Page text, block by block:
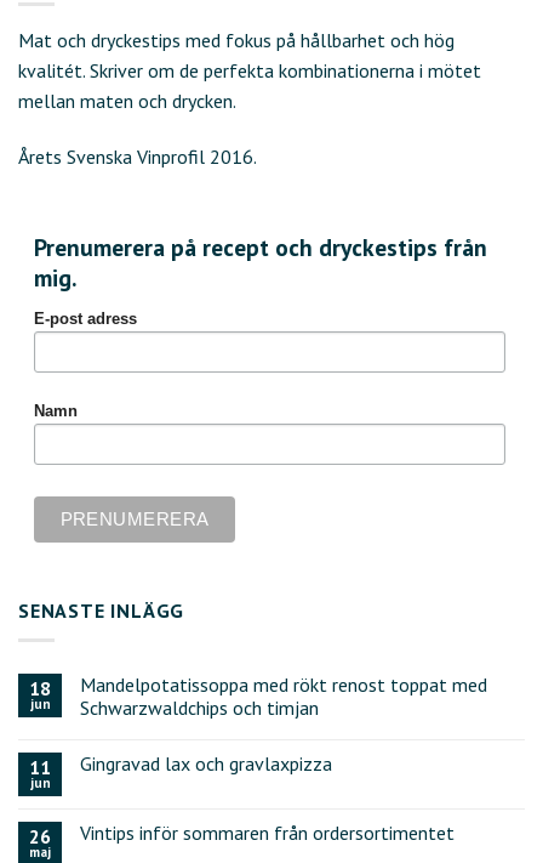
Mat och dryckestips med fokus på hållbarhet och hög
kvalitét. Skriver om de perfekta kombinationerna i mötet
mellan maten och drycken.
Årets Svenska Vinprofil 2016.
Prenumerera på recept och dryckestips från
mig.
E-post adress
Namn
SENASTE INLÄGG
18
jun
Mandelpotatissoppa med rökt renost toppat med
Schwarzwaldchips och timjan
11
jun
Gingravad lax och gravlaxpizza
26
maj
Vintips inför sommaren från ordersortimentet